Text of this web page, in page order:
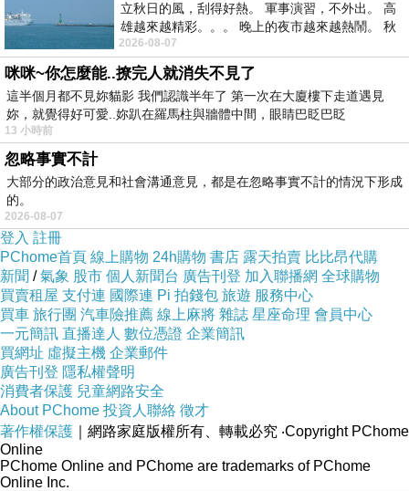
立秋日的風，刮得好熱。 軍事演習，不外出。 高
雄越來越精彩。。。 晚上的夜市越來越熱鬧。 秋
天的風刮得很熱 夜遊消暑熱。。。
2026-08-07
咪咪~你怎麼能..撩完人就消失不見了
這半個月都不見妳貓影 我們認識半年了 第一次在大廈樓下走道遇見
妳，就覺得好可愛..妳趴在羅馬柱與牆體中間，眼睛巴眨巴眨
13 小時前
忽略事實不計
大部分的政治意見和社會溝通意見，都是在忽略事實不計的情況下形成
的。
2026-08-07
登入 註冊
PChome首頁 線上購物 24h購物 書店 露天拍賣 比比昂代購
新聞 /氣象 股市 個人新聞台 廣告刊登 加入聯播網 全球購物
買賣租屋 支付連 國際連 Pi 拍錢包 旅遊 服務中心
買車 旅行團 汽車險推薦 線上麻將 雜誌 星座命理 會員中心
一元簡訊 直播達人 數位憑證 企業簡訊
買網址 虛擬主機 企業郵件
廣告刊登 隱私權聲明
消費者保護 兒童網路安全
About PChome 投資人聯絡 徵才
著作權保護 ｜網路家庭版權所有、轉載必究 ‧Copyright PChome
Online
PChome Online and PChome are trademarks of PChome
Online Inc.